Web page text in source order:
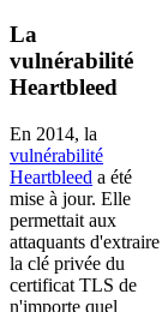
La
vulnérabilité
Heartbleed
En 2014, la
vulnérabilité
Heartbleed a été
mise à jour. Elle
permettait aux
attaquants d'extraire
la clé privée du
certificat TLS de
n'importe quel